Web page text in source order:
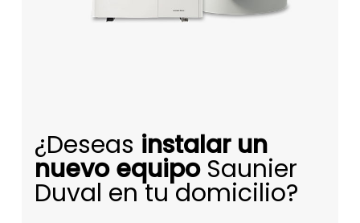
¿Deseas instalar un
nuevo equipoSaunier
Duval en tu domicilio?